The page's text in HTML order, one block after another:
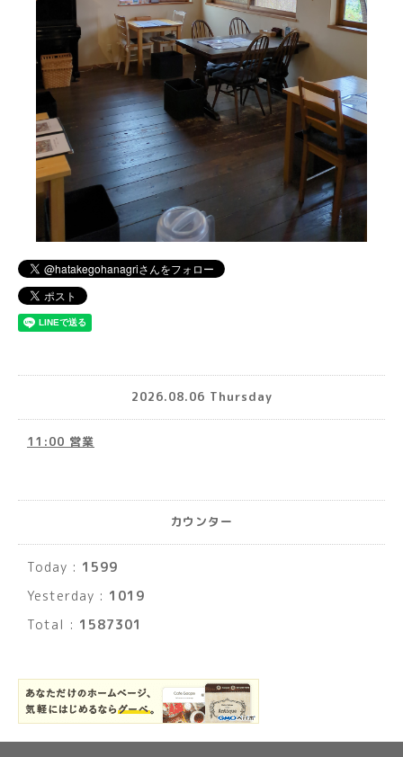
2026.08.06 Thursday
11:00 営業
カウンター
Today : 1599
Yesterday : 1019
Total : 1587301